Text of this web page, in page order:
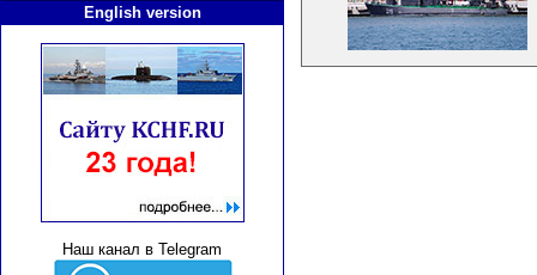
English version
Наш канал в Telegram